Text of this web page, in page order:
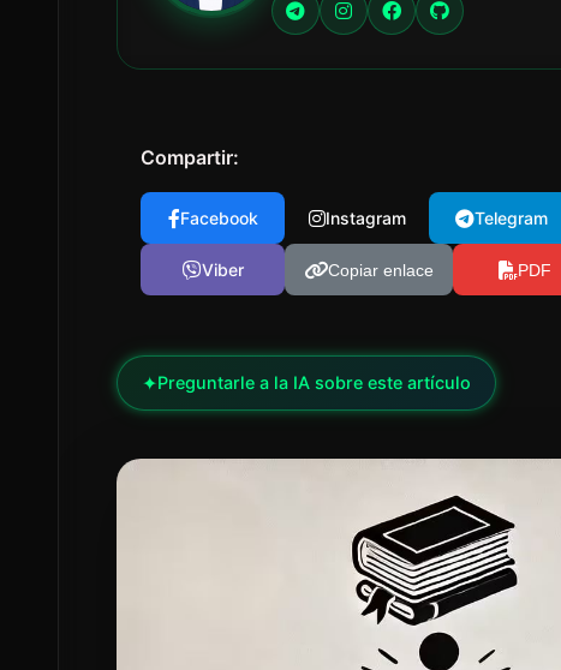
Compartir:
Facebook Instagram Telegram
Viber Copiar enlace PDF
✦Preguntarle a la IA sobre este artículo